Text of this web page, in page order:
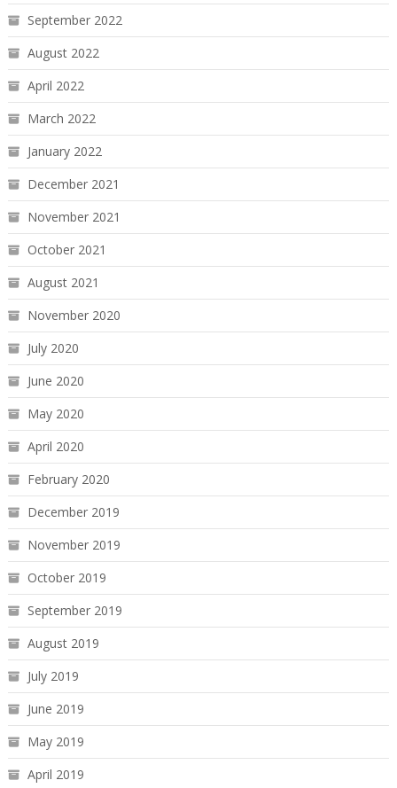
September 2022
August 2022
April 2022
March 2022
January 2022
December 2021
November 2021
October 2021
August 2021
November 2020
July 2020
June 2020
May 2020
April 2020
February 2020
December 2019
November 2019
October 2019
September 2019
August 2019
July 2019
June 2019
May 2019
April 2019